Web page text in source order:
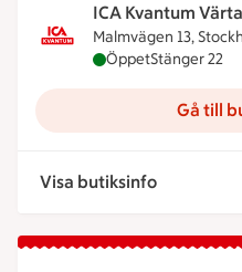
ICA Kvantum
Malmvägen 13,
ICA Kvantum
ÖppetStänger 22
Gå till
Visa butiksinfo